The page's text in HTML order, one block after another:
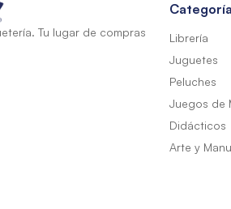
Tu lugar de compras
Librería
Juguetes
Peluches
Juegos de
Didácticos
Arte y